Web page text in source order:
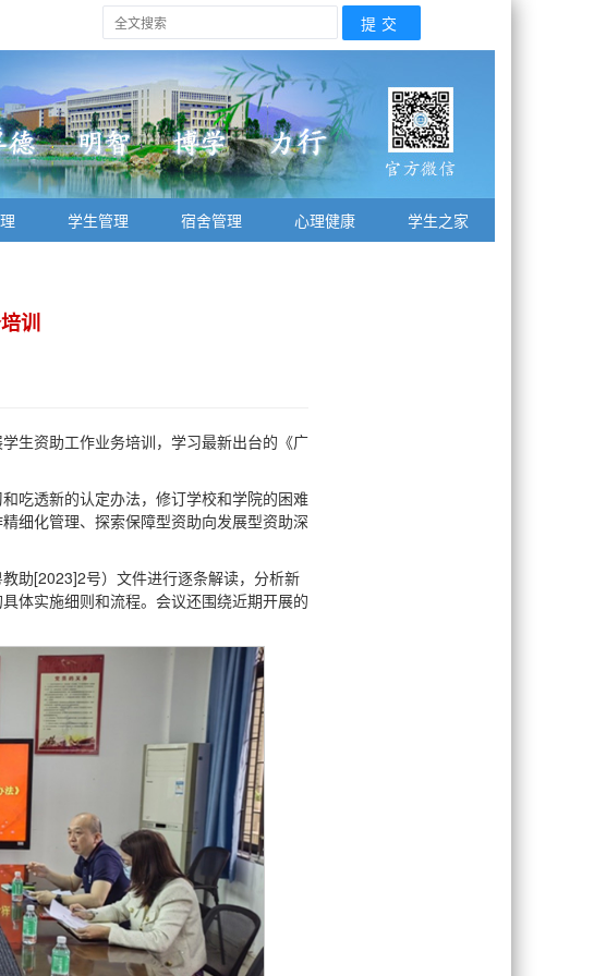
学生管理 宿舍管理 心理健康 学生之家
训
生资助工作业务培训，学习最新出台的《广
吃透新的认定办法，修订学校和学院的困难
细化管理、探索保障型资助向发展型资助深
助[2023]2号）文件进行逐条解读，分析新
体实施细则和流程。会议还围绕近期开展的